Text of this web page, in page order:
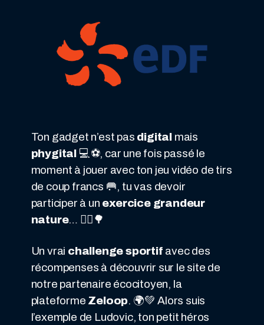
Ton gadget n’est pas digital mais
phygital 💻⚽, car une fois passé le
moment à jouer avec ton jeu vidéo de tirs
de coup francs 🥅, tu vas devoir
participer à un exercice grandeur
nature… 🏃‍♀️🌳
Un vrai challenge sportif avec des
récompenses à découvrir sur le site de
notre partenaire écocitoyen, la
plateforme Zeloop. 🌍💚 Alors suis
l’exemple de Ludovic, ton petit héros